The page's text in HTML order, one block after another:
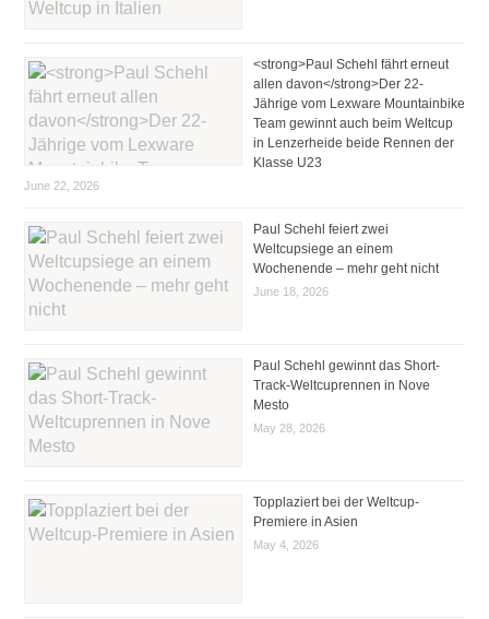
<strong>Paul Schehl fährt erneut
allen davon</strong>Der 22-
Jährige vom Lexware Mountainbike
Team gewinnt auch beim Weltcup
in Lenzerheide beide Rennen der
Klasse U23
June 22, 2026
Paul Schehl feiert zwei
Weltcupsiege an einem
Wochenende – mehr geht nicht
June 18, 2026
Paul Schehl gewinnt das Short-
Track-Weltcuprennen in Nove
Mesto
May 28, 2026
Topplaziert bei der Weltcup-
Premiere in Asien
May 4, 2026